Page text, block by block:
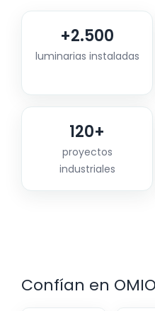
+2.500
luminarias instaladas
120+
proyectos
industriales
Confían en OMIO